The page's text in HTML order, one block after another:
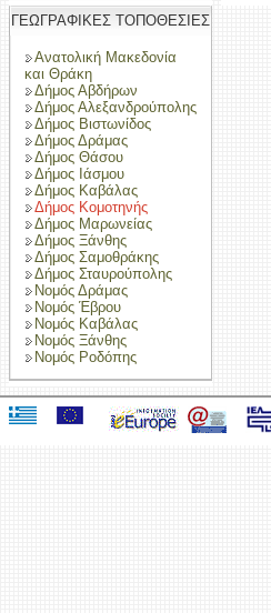
ΓΕΩΓΡΑΦΙΚΕΣ ΤΟΠΟΘΕΣΙΕΣ
Ανατολική Μακεδονία
και Θράκη
Δήμος Αβδήρων
Δήμος Αλεξανδρούπολης
Δήμος Βιστωνίδος
Δήμος Δράμας
Δήμος Θάσου
Δήμος Ιάσμου
Δήμος Καβάλας
Δήμος Κομοτηνής
Δήμος Μαρωνείας
Δήμος Ξάνθης
Δήμος Σαμοθράκης
Δήμος Σταυρούπολης
Νομός Δράμας
Νομός Έβρου
Νομός Καβάλας
Νομός Ξάνθης
Νομός Ροδόπης